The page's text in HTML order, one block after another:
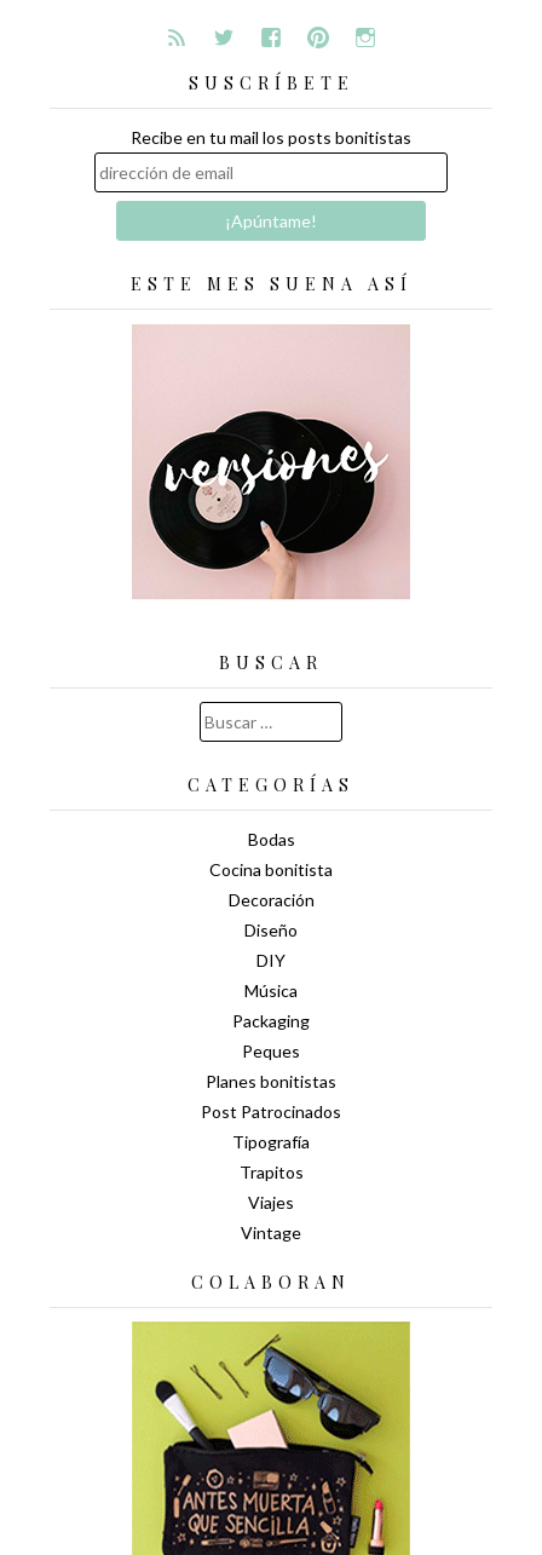
SUSCRÍBETE
Recibe en tu mail los posts bonitistas
ESTE MES SUENA ASÍ
BUSCAR
Buscar:
CATEGORÍAS
Bodas
Cocina bonitista
Decoración
Diseño
DIY
Música
Packaging
Peques
Planes bonitistas
Post Patrocinados
Tipografía
Trapitos
Viajes
Vintage
COLABORAN